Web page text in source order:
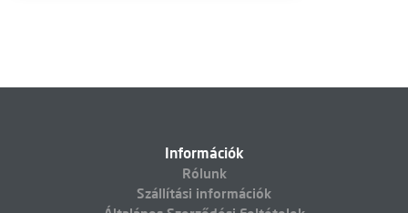
Információk
Rólunk
Szállítási információk